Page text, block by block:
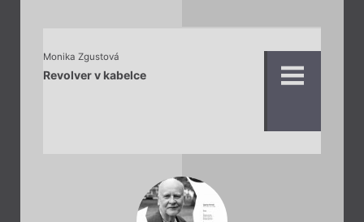
Monika Zgustová
Revolver v kabelce